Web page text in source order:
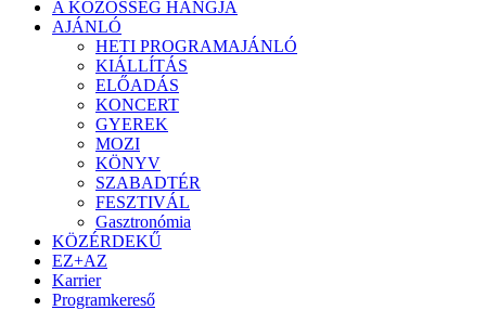
A KÖZÖSSÉG HANGJA
AJÁNLÓ
HETI PROGRAMAJÁNLÓ
KIÁLLÍTÁS
ELŐADÁS
KONCERT
GYEREK
MOZI
KÖNYV
SZABADTÉR
FESZTIVÁL
Gasztronómia
KÖZÉRDEKŰ
EZ+AZ
Karrier
Programkereső